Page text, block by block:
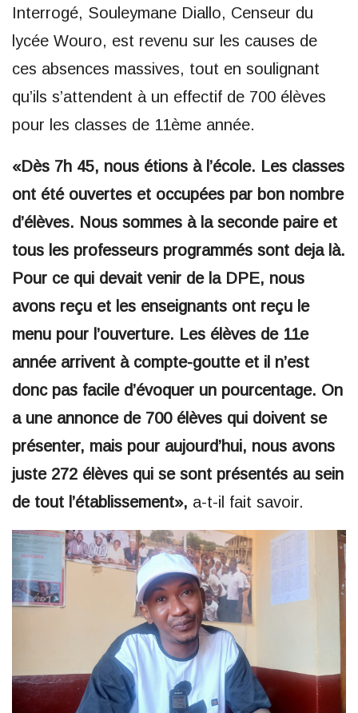
Interrogé, Souleymane Diallo, Censeur du
lycée Wouro, est revenu sur les causes de
ces absences massives, tout en soulignant
qu’ils s’attendent à un effectif de 700 élèves
pour les classes de 11ème année.
«Dès 7h 45, nous étions à l’école. Les classes
ont été ouvertes et occupées par bon nombre
d’élèves. Nous sommes à la seconde paire et
tous les professeurs programmés sont deja là.
Pour ce qui devait venir de la DPE, nous
avons reçu et les enseignants ont reçu le
menu pour l’ouverture. Les élèves de 11e
année arrivent à compte-goutte et il n’est
donc pas facile d’évoquer un pourcentage. On
a une annonce de 700 élèves qui doivent se
présenter, mais pour aujourd’hui, nous avons
juste 272 élèves qui se sont présentés au sein
de tout l’établissement», a-t-il fait savoir.